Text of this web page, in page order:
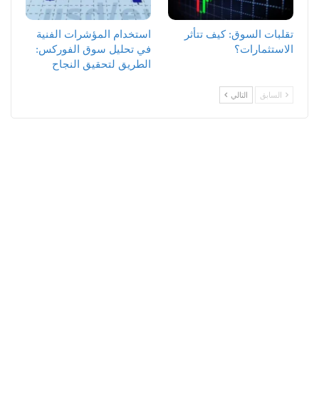
تقلبات السوق: كيف تتأثر
الاستثمارات؟
استخدام المؤشرات الفنية
في تحليل سوق الفوركس:
الطريق لتحقيق النجاح
السابق التالي